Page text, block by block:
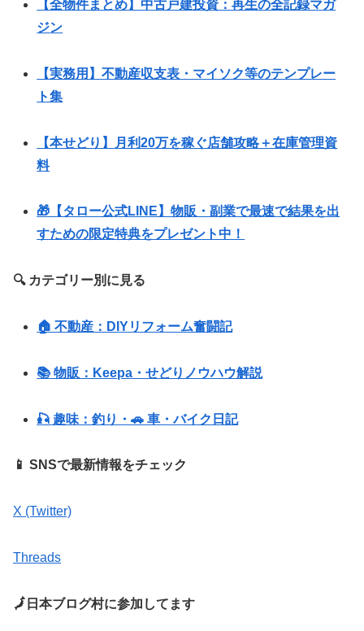
【全物件まとめ】中古戸建投資：再生の全記録マガ
ジン
【実務用】不動産収支表・マイソク等のテンプレー
ト集
【本せどり】月利20万を稼ぐ店舗攻略＋在庫管理資
料
🎁【タロー公式LINE】物販・副業で最速で結果を出
すための限定特典をプレゼント中！
🔍 カテゴリー別に見る
🏠 不動産：DIYリフォーム奮闘記
📚 物販：Keepa・せどりノウハウ解説
🎣 趣味：釣り・🚗 車・バイク日記
📱 SNSで最新情報をチェック
X (Twitter)
Threads
🗾日本ブログ村に参加してます